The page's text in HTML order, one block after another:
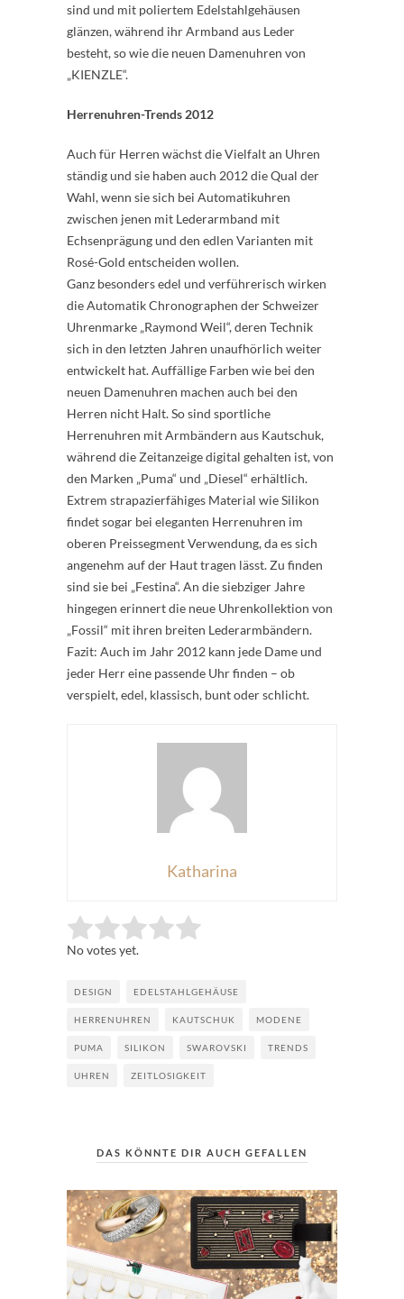
sind und mit poliertem Edelstahlgehäusen
glänzen, während ihr Armband aus Leder
besteht, so wie die neuen Damenuhren von
„KIENZLE“.
Herrenuhren-Trends 2012
Auch für Herren wächst die Vielfalt an Uhren
ständig und sie haben auch 2012 die Qual der
Wahl, wenn sie sich bei Automatikuhren
zwischen jenen mit Lederarmband mit
Echsenprägung und den edlen Varianten mit
Rosé-Gold entscheiden wollen.
Ganz besonders edel und verführerisch wirken
die Automatik Chronographen der Schweizer
Uhrenmarke „Raymond Weil“, deren Technik
sich in den letzten Jahren unaufhörlich weiter
entwickelt hat. Auffällige Farben wie bei den
neuen Damenuhren machen auch bei den
Herren nicht Halt. So sind sportliche
Herrenuhren mit Armbändern aus Kautschuk,
während die Zeitanzeige digital gehalten ist, von
den Marken „Puma“ und „Diesel“ erhältlich.
Extrem strapazierfähiges Material wie Silikon
findet sogar bei eleganten Herrenuhren im
oberen Preissegment Verwendung, da es sich
angenehm auf der Haut tragen lässt. Zu finden
sind sie bei „Festina“. An die siebziger Jahre
hingegen erinnert die neue Uhrenkollektion von
„Fossil“ mit ihren breiten Lederarmbändern.
Fazit: Auch im Jahr 2012 kann jede Dame und
jeder Herr eine passende Uhr finden – ob
verspielt, edel, klassisch, bunt oder schlicht.
Katharina
Rate this item: Submit Rating
No votes yet.
DESIGN EDELSTAHLGEHÄUSE
HERRENUHREN KAUTSCHUK MODENE
PUMA SILIKON SWAROVSKI TRENDS
UHREN ZEITLOSIGKEIT
DAS KÖNNTE DIR AUCH GEFALLEN